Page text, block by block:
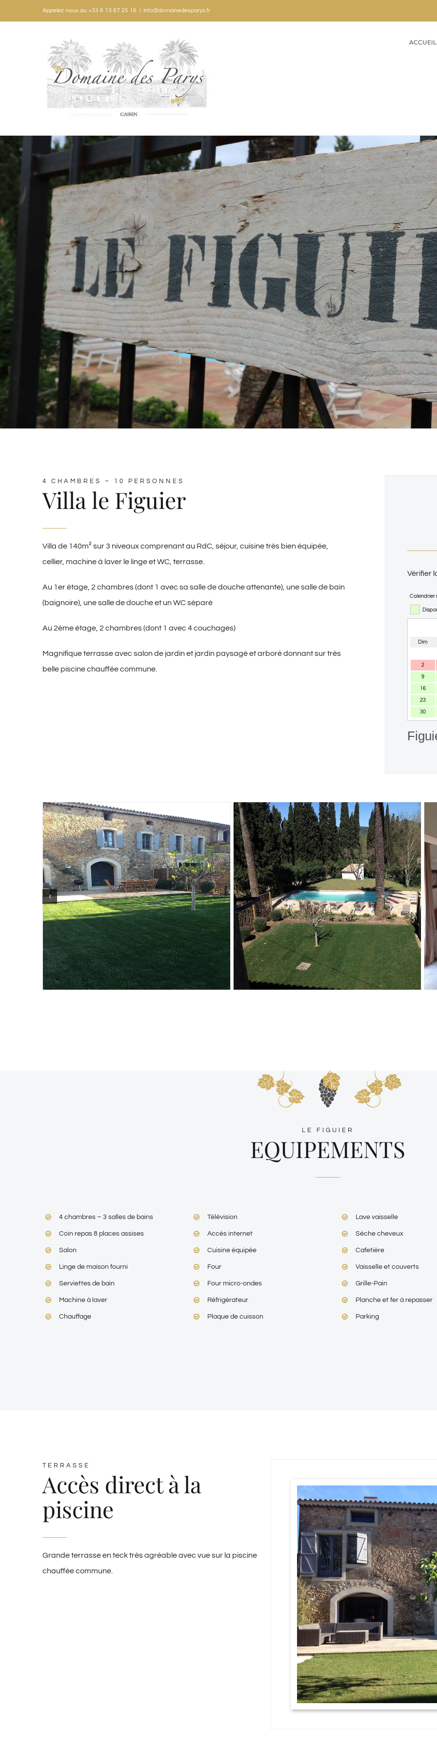
Appelez nous au +33 6 13 67 25 16 info@domainedesparys.fr
ACCUEIL
4 CHAMBRES – 10 PERSONNES
Villa le Figuier
Villa de 140m² sur 3 niveaux comprenant au RdC, séjour, cuisine très bien équipée,
cellier, machine à laver le linge et WC, terrasse.
Au 1er étage, 2 chambres (dont 1 avec sa salle de douche attenante), une salle de bain
(baignoire), une salle de douche et un WC séparé
Au 2ème étage, 2 chambres (dont 1 avec 4 couchages)
Magnifique terrasse avec salon de jardin et jardin paysagé et arboré donnant sur très
belle piscine chauffée commune.
Vérifier
Calendrier
Dim
2
9
16
23
30
LE FIGUIER
EQUIPEMENTS
4 chambres – 3 salles de bains
Coin repas 8 places assises
Salon
Linge de maison fourni
Serviettes de bain
Machine à laver
Chauffage
Télévision
Accès internet
Cuisine équipée
Four
Four micro-ondes
Réfrigérateur
Plaque de cuisson
Lave vaisselle
Sèche cheveux
Cafetière
Vaisselle et couverts
Grille-Pain
Planche et fer à repasser
Parking
TERRASSE
Accès direct à la
piscine
Grande terrasse en teck très agréable avec vue sur la piscine
chauffée commune.